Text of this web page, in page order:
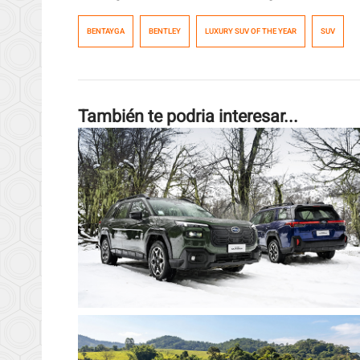
BENTAYGA BENTLEY LUXURY SUV OF THE YEAR SUV
También te podria interesar...